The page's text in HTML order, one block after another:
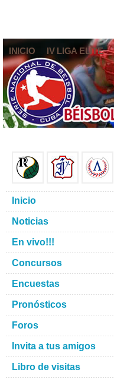
INICIO IV LIGA ELITE
Inicio
Noticias
En vivo!!!
Concursos
Encuestas
Pronósticos
Foros
Invita a tus amigos
Libro de visitas